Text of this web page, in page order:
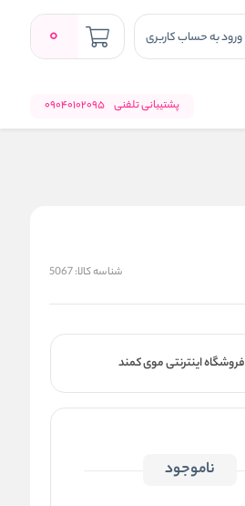
ورود به حساب کاربری 0
پشتیبانی تلفنی 09040102095
شناسه کالا:5067
فروشگاه اینترنتی موی کمند
ناموجود